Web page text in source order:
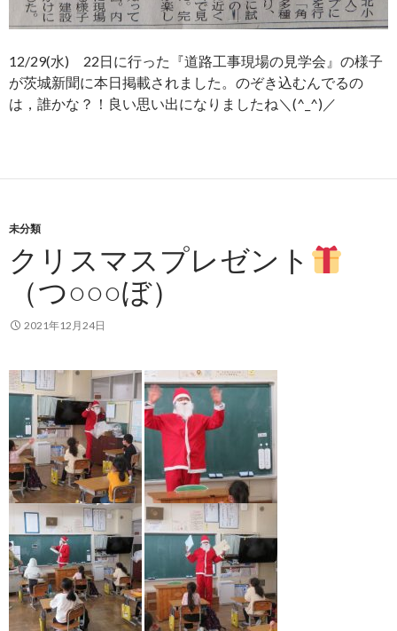
12/29(水) 22日に行った『道路工事現場の見学会』の様子
が茨城新聞に本日掲載されました。のぞき込むんでるの
は，誰かな？！良い思い出になりましたね＼(^_^)／
未分類
クリスマスプレゼント
（つ○○○ぼ）
2021年12月24日